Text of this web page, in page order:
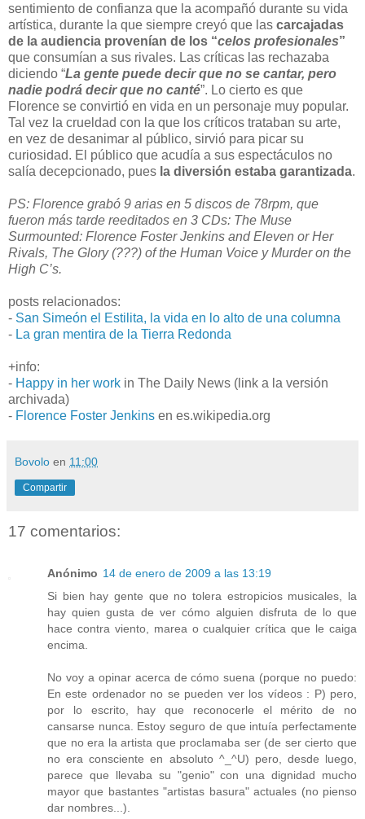
sentimiento de confianza que la acompañó durante su vida
artística, durante la que siempre creyó que las carcajadas
de la audiencia provenían de los “celos profesionales”
que consumían a sus rivales. Las críticas las rechazaba
diciendo “La gente puede decir que no se cantar, pero
nadie podrá decir que no canté”. Lo cierto es que
Florence se convirtió en vida en un personaje muy popular.
Tal vez la crueldad con la que los críticos trataban su arte,
en vez de desanimar al público, sirvió para picar su
curiosidad. El público que acudía a sus espectáculos no
salía decepcionado, pues la diversión estaba garantizada.
PS: Florence grabó 9 arias en 5 discos de 78rpm, que
fueron más tarde reeditados en 3 CDs: The Muse
Surmounted: Florence Foster Jenkins and Eleven or Her
Rivals, The Glory (???) of the Human Voice y Murder on the
High C’s.
posts relacionados:
- San Simeón el Estilita, la vida en lo alto de una columna
- La gran mentira de la Tierra Redonda
+info:
- Happy in her work in The Daily News (link a la versión
archivada)
- Florence Foster Jenkins en es.wikipedia.org
Bovolo en 11:00
Compartir
17 comentarios:
Anónimo 14 de enero de 2009 a las 13:19
Si bien hay gente que no tolera estropicios musicales, la
hay quien gusta de ver cómo alguien disfruta de lo que
hace contra viento, marea o cualquier crítica que le caiga
encima.
No voy a opinar acerca de cómo suena (porque no puedo:
En este ordenador no se pueden ver los vídeos : P) pero,
por lo escrito, hay que reconocerle el mérito de no
cansarse nunca. Estoy seguro de que intuía perfectamente
que no era la artista que proclamaba ser (de ser cierto que
no era consciente en absoluto ^_^U) pero, desde luego,
parece que llevaba su "genio" con una dignidad mucho
mayor que bastantes "artistas basura" actuales (no pienso
dar nombres...).